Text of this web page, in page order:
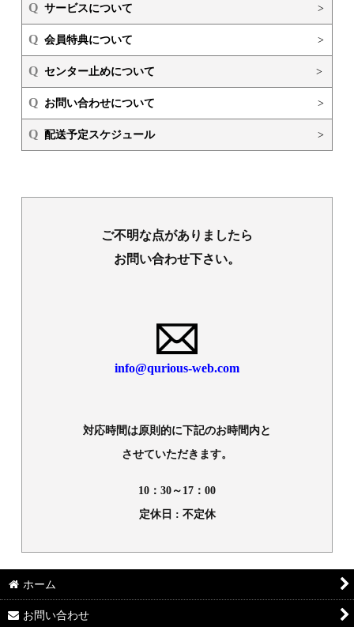
Q サービスについて >
Q 会員特典について >
Q センター止めについて >
Q お問い合わせについて >
Q 配送予定スケジュール >
ご不明な点がありましたら
お問い合わせ下さい。
info@qurious-web.com
対応時間は原則的に下記のお時間内と
させていただきます。
10：30～17：00
定休日 : 不定休
ホーム
お問い合わせ